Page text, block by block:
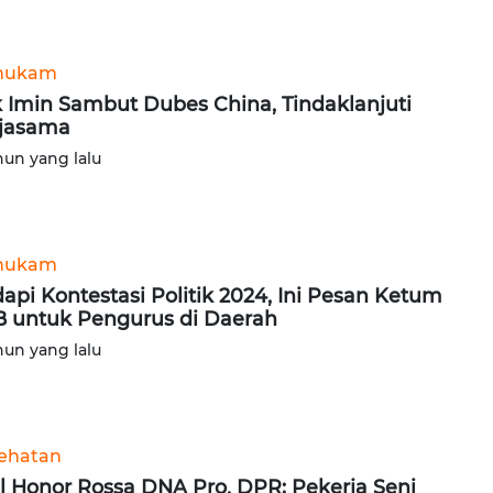
Imin Sambut Dubes China, Tindaklanjuti
yang lalu
Kontestasi Politik 2024, Ini Pesan Ketum
untuk Pengurus di Daerah
yang lalu
Honor Rossa DNA Pro, DPR: Pekerja Seni